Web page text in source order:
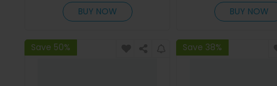
BUY NOW
BUY NOW
Save 50% Save 38%